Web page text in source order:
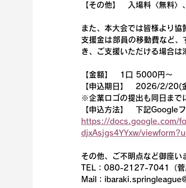
【その他】　入場料〈無料
また、本大会では皆様より協
支援金は部員の移動費など
き、ご支援いただける場合は
【金額】　1口 5000円～
【申込期日】　2026/2/20(
※企業ロゴの提出も同日まで
【申込方法】　下記Google
https://docs.google.com/
djxAsjgs4YYxw/
その他、ご不明点など御座い
TEL：080-2127-7041（菅
Mail：